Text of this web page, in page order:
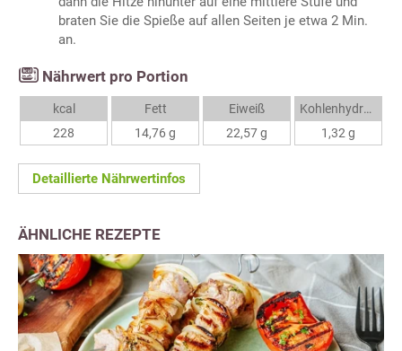
braten Sie die Spieße auf allen Seiten je etwa 2 Min.
an.
Nährwert pro Portion
kcal
228
Fett
14,76 g
Eiweiß
22,57 g
Kohlenhydrate
1,32 g
Detaillierte Nährwertinfos
ÄHNLICHE REZEPTE